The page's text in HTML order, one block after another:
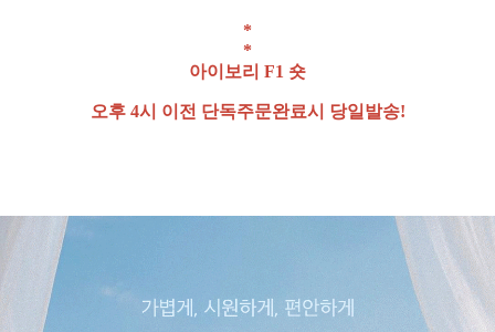
*
*
아이보리 F1 숏
오후 4시 이전 단독주문완료시 당일발송!